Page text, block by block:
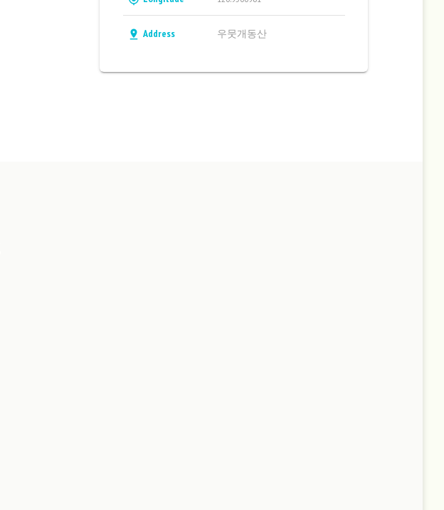
pin_drop Address 우뭇개동산